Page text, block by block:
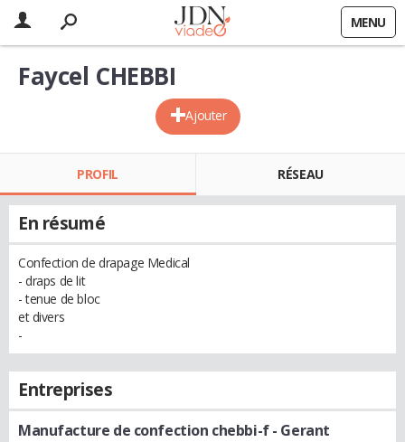
MENU
Ajouter
Faycel CHEBBI
PROFIL RÉSEAU
En résumé
Confection de drapage Medical
- draps de lit
- tenue de bloc
et divers
-
Entreprises
Manufacture de confection chebbi-f- Gerant